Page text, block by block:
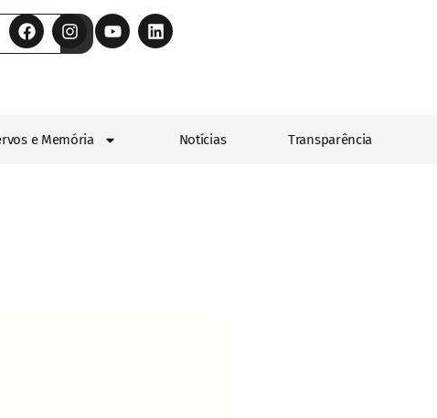
e Memória Notícias Transparência